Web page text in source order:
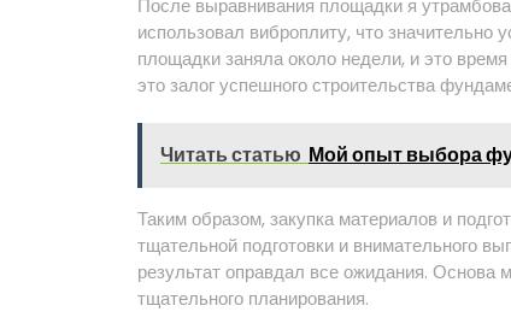
После выравнивания площадки я
использовал виброплиту, что значительно
площадки заняла около недели, и это
это залог успешного строительства
Читать статью Мой опыт выбора
Таким образом, закупка материалов и
тщательной подготовки и внимательного
результат оправдал все ожидания. Основа
тщательного планирования.